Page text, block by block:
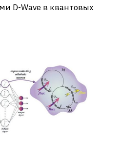
D-Wave в квантовых